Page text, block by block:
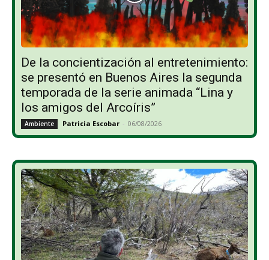
De la concientización al entretenimiento:
se presentó en Buenos Aires la segunda
temporada de la serie animada “Lina y
los amigos del Arcoíris”
Ambiente Patricia Escobar - 06/08/2026